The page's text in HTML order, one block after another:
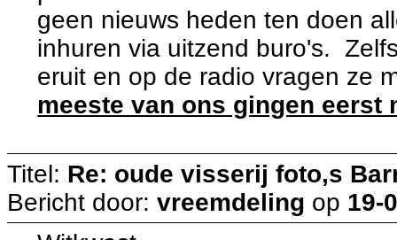
geen nieuws heden ten doen
inhuren via uitzend buro's.
eruit en op de radio vragen ze
meeste van ons gingen
Titel: Re: oude visserij foto,s
Bericht door: vreemdeling op 19-